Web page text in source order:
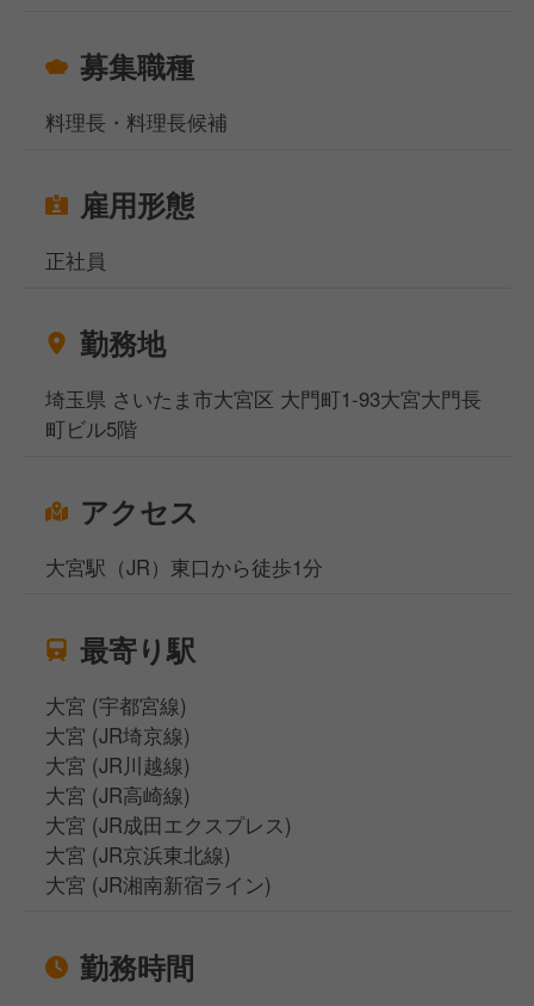
募集職種
料理長・料理長候補
雇用形態
正社員
勤務地
埼玉県 さいたま市大宮区 大門町1-93大宮大門長
町ビル5階
アクセス
大宮駅（JR）東口から徒歩1分
最寄り駅
大宮 (宇都宮線)
大宮 (JR埼京線)
大宮 (JR川越線)
大宮 (JR高崎線)
大宮 (JR成田エクスプレス)
大宮 (JR京浜東北線)
大宮 (JR湘南新宿ライン)
勤務時間